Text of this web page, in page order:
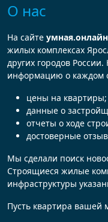
О нас
На сайте умная.онлайн
жилых комплексах
других городов
информацию о каждом
цены на квартиры;
данные о
отчеты о ходе
достоверные
Мы сделали поиск
Строящиеся жилые
инфраструктуры
Пусть квартира вашей